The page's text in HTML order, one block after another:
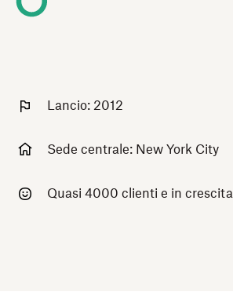
Lancio: 2012
Sede centrale: New York City
Quasi 4000 clienti e in crescita